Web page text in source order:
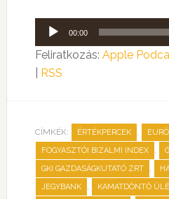
Audió
lejátszó
00:00
Feliratkozás: Apple
RSS
CÍMKÉK: ÉRTÉKPERCEK ,
FOGYASZTÓI BIZALMI INDEX ,
GKI GAZDASÁGKUTATÓ ZRT ,
JEGYBANK , KAMATDÖNTŐ